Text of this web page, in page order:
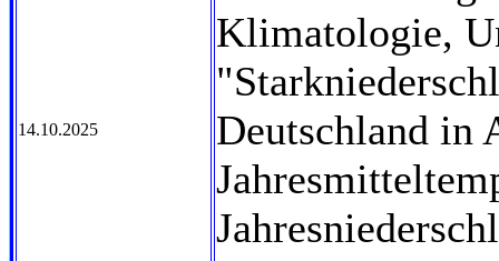
14.10.2025
Klimatologie,
Deutschland in